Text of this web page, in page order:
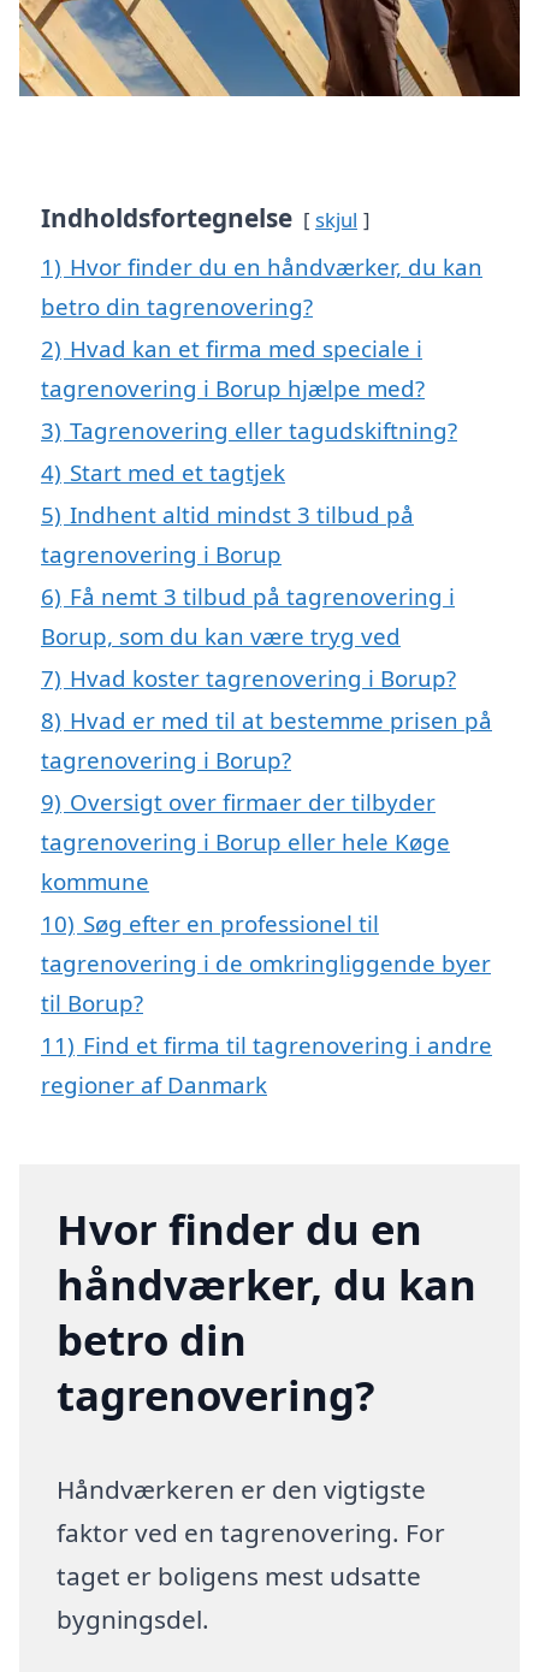
Indholdsfortegnelse skjul
1) Hvor finder du en håndværker, du kan
betro din tagrenovering?
2) Hvad kan et firma med speciale i
tagrenovering i Borup hjælpe med?
3) Tagrenovering eller tagudskiftning?
4) Start med et tagtjek
5) Indhent altid mindst 3 tilbud på
tagrenovering i Borup
6) Få nemt 3 tilbud på tagrenovering i
Borup, som du kan være tryg ved
7) Hvad koster tagrenovering i Borup?
8) Hvad er med til at bestemme prisen på
tagrenovering i Borup?
9) Oversigt over firmaer der tilbyder
tagrenovering i Borup eller hele Køge
kommune
10) Søg efter en professionel til
tagrenovering i de omkringliggende byer
til Borup?
11) Find et firma til tagrenovering i andre
regioner af Danmark
Hvor finder du en
håndværker, du kan
betro din
tagrenovering?
Håndværkeren er den vigtigste
faktor ved en tagrenovering. For
taget er boligens mest udsatte
bygningsdel.